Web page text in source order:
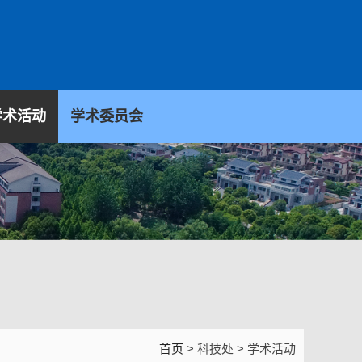
活动 学术委员会
首页 > 科技处 > 学术活动